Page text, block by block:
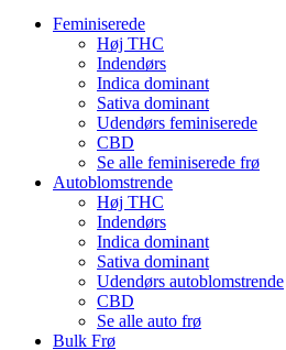
Feminiserede
Høj THC
Indendørs
Indica dominant
Sativa dominant
Udendørs feminiserede
CBD
Se alle feminiserede frø
Autoblomstrende
Høj THC
Indendørs
Indica dominant
Sativa dominant
Udendørs autoblomstrende
CBD
Se alle auto frø
Bulk Frø